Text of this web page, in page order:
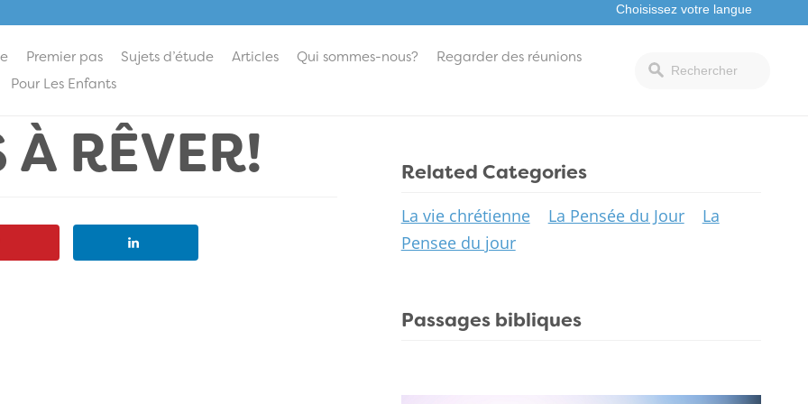
Premier pas Sujets d’étude Articles Qui sommes-nous?
Regarder des réunions
Pour Les Enfants
RÊVER! Related Categories
La vie chrétienne La Pensée du Jour
La
Pensee du jour
Passages bibliques